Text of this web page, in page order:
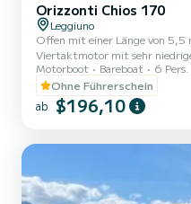
Orizzonti Chios 170
Leggiuno
Offen mit einer Länge von 5,5
Viertaktmotor mit sehr
erholsamen Tag auf dem Lago
Kapazität von 6 Personen. An
Sicherheitsausrüstungen für
Motorboot Bareboat 6 Pers.
Ohne Führerschein
ab $196,10